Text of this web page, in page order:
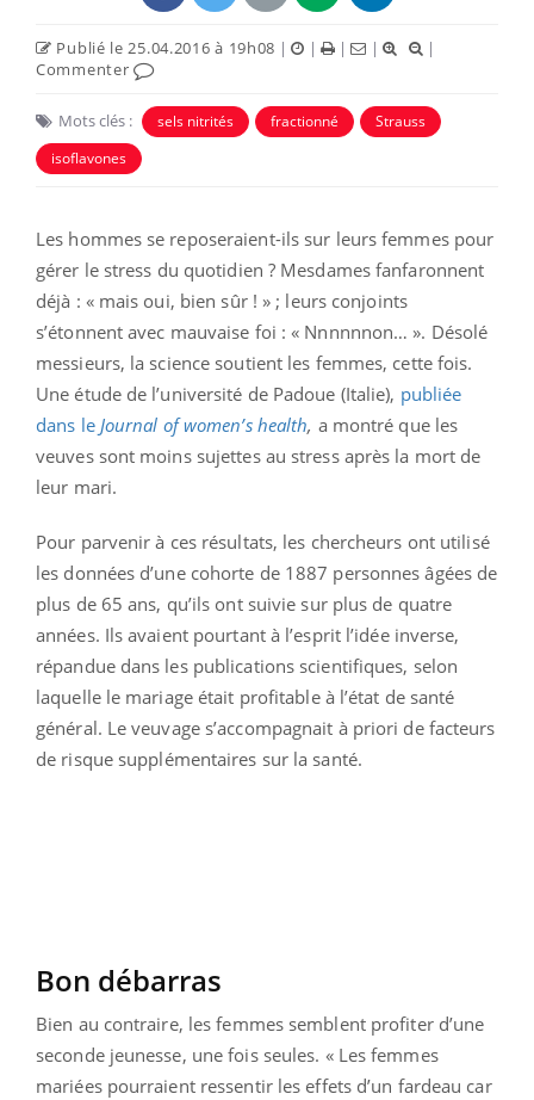
Publié le 25.04.2016 à 19h08 | | | |
|
Commenter
Mots clés : sels nitrités fractionné
Strauss
isoflavones
Les hommes se reposeraient-ils sur leurs femmes pour
gérer le stress du quotidien ? Mesdames fanfaronnent
déjà : « mais oui, bien sûr ! » ; leurs conjoints
s’étonnent avec mauvaise foi : « Nnnnnnon… ». Désolé
messieurs, la science soutient les femmes, cette fois.
Une étude de l’université de Padoue (Italie), publiée
dans le Journal of women’s health, a montré que les
veuves sont moins sujettes au stress après la mort de
leur mari.
Pour parvenir à ces résultats, les chercheurs ont utilisé
les données d’une cohorte de 1887 personnes âgées de
plus de 65 ans, qu’ils ont suivie sur plus de quatre
années. Ils avaient pourtant à l’esprit l’idée inverse,
répandue dans les publications scientifiques, selon
laquelle le mariage était profitable à l’état de santé
général. Le veuvage s’accompagnait à priori de facteurs
de risque supplémentaires sur la santé.
Bon débarras
Bien au contraire, les femmes semblent profiter d’une
seconde jeunesse, une fois seules. « Les femmes
mariées pourraient ressentir les effets d’un fardeau car